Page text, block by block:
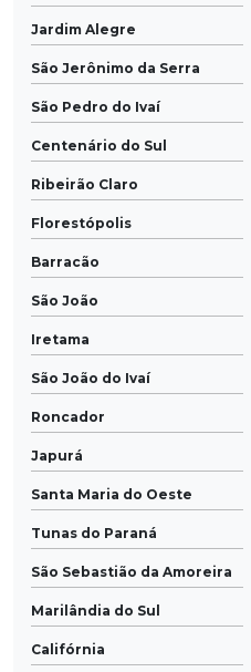
Jardim Alegre
São Jerônimo da Serra
São Pedro do Ivaí
Centenário do Sul
Ribeirão Claro
Florestópolis
Barracão
São João
Iretama
São João do Ivaí
Roncador
Japurá
Santa Maria do Oeste
Tunas do Paraná
São Sebastião da Amoreira
Marilândia do Sul
Califórnia